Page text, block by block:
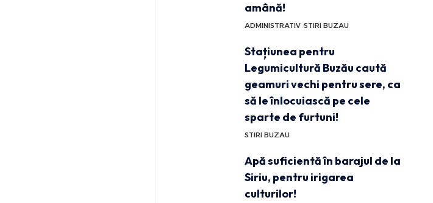
amână!
ADMINISTRATIV STIRI BUZAU
Stațiunea pentru
Legumicultură Buzău caută
geamuri vechi pentru sere, ca
să le înlocuiască pe cele
sparte de furtuni!
STIRI BUZAU
Apă suficientă în barajul de la
Siriu, pentru irigarea
culturilor!